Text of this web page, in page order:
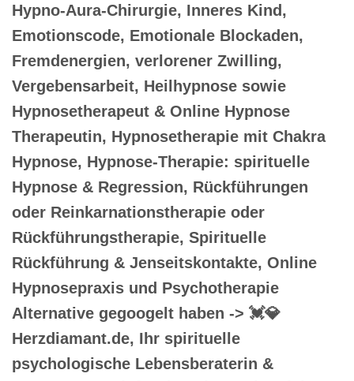
Hypno-Aura-Chirurgie, Inneres Kind,
Emotionscode, Emotionale Blockaden,
Fremdenergien, verlorener Zwilling,
Vergebensarbeit, Heilhypnose sowie
Hypnosetherapeut & Online Hypnose
Therapeutin, Hypnosetherapie mit Chakra
Hypnose, Hypnose-Therapie: spirituelle
Hypnose & Regression, Rückführungen
oder Reinkarnationstherapie oder
Rückführungstherapie, Spirituelle
Rückführung & Jenseitskontakte, Online
Hypnosepraxis und Psychotherapie
Alternative gegoogelt haben -> 💓️💎
Herzdiamant.de, Ihr spirituelle
psychologische Lebensberaterin &